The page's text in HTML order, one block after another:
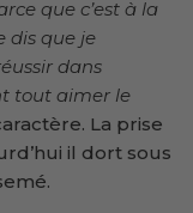
que c’est à la
dis que je
dans
tout aimer le
La prise
il dort sous